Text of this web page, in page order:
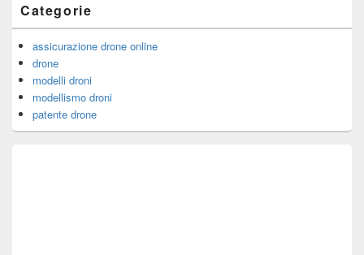
Categorie
assicurazione drone online
drone
modelli droni
modellismo droni
patente drone